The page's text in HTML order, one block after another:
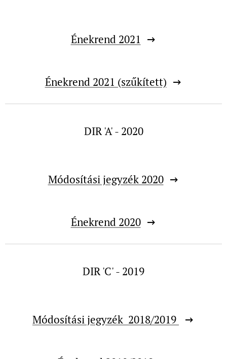
Énekrend 2021
Énekrend 2021 (szűkített)
DIR 'A' - 2020
Módosítási jegyzék 2020
Énekrend 2020
DIR 'C' - 2019
Módosítási jegyzék 2018/2019